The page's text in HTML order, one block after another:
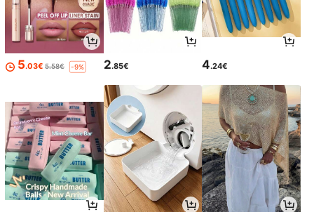
5.03€ 5.58€ -9% 2.85€ 4.24€